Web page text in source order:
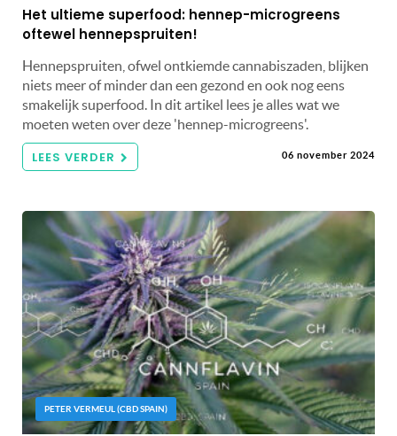
Het ultieme superfood: hennep-microgreens
oftewel hennepspruiten!
Hennepspruiten, ofwel ontkiemde cannabiszaden, blijken
niets meer of minder dan een gezond en ook nog eens
smakelijk superfood. In dit artikel lees je alles wat we
moeten weten over deze 'hennep-microgreens'.
LEES VERDER 06 november 2024
PETER VERMEUL (CBD SPAIN)